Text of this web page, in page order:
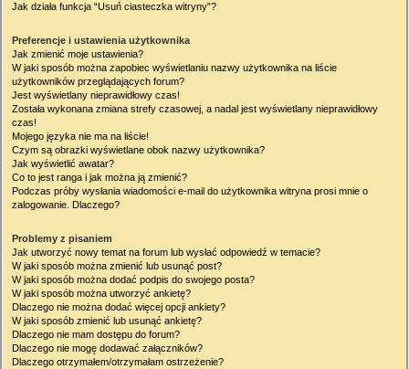
Jak działa funkcja “Usuń ciasteczka witryny”?
Preferencje i ustawienia użytkownika
Jak zmienić moje ustawienia?
W jaki sposób można zapobiec wyświetlaniu nazwy użytkownika na liście
użytkowników przeglądających forum?
Jest wyświetlany nieprawidłowy czas!
Została wykonana zmiana strefy czasowej, a nadal jest wyświetlany nieprawidłowy
czas!
Mojego języka nie ma na liście!
Czym są obrazki wyświetlane obok nazwy użytkownika?
Jak wyświetlić awatar?
Co to jest ranga i jak można ją zmienić?
Podczas próby wysłania wiadomości e-mail do użytkownika witryna prosi mnie o
zalogowanie. Dlaczego?
Problemy z pisaniem
Jak utworzyć nowy temat na forum lub wysłać odpowiedź w temacie?
W jaki sposób można zmienić lub usunąć post?
W jaki sposób można dodać podpis do swojego posta?
W jaki sposób można utworzyć ankietę?
Dlaczego nie można dodać więcej opcji ankiety?
W jaki sposób zmienić lub usunąć ankietę?
Dlaczego nie mam dostępu do forum?
Dlaczego nie mogę dodawać załączników?
Dlaczego otrzymałem/otrzymałam ostrzeżenie?